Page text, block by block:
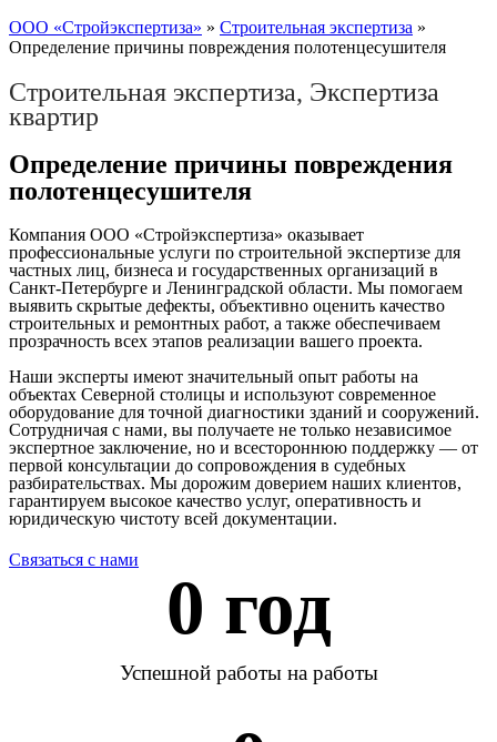
ООО «Стройэкспертиза» » Строительная экспертиза »
Определение причины повреждения полотенцесушителя
Строительная экспертиза, Экспертиза
квартир
Определение причины повреждения
полотенцесушителя
Компания ООО «Стройэкспертиза» оказывает
профессиональные услуги по строительной экспертизе для
частных лиц, бизнеса и государственных организаций в
Санкт-Петербурге и Ленинградской области. Мы помогаем
выявить скрытые дефекты, объективно оценить качество
строительных и ремонтных работ, а также обеспечиваем
прозрачность всех этапов реализации вашего проекта.
Наши эксперты имеют значительный опыт работы на
объектах Северной столицы и используют современное
оборудование для точной диагностики зданий и сооружений.
Сотрудничая с нами, вы получаете не только независимое
экспертное заключение, но и всестороннюю поддержку — от
первой консультации до сопровождения в судебных
разбирательствах. Мы дорожим доверием наших клиентов,
гарантируем высокое качество услуг, оперативность и
юридическую чистоту всей документации.
Связаться с нами
0 год
Успешной работы на работы